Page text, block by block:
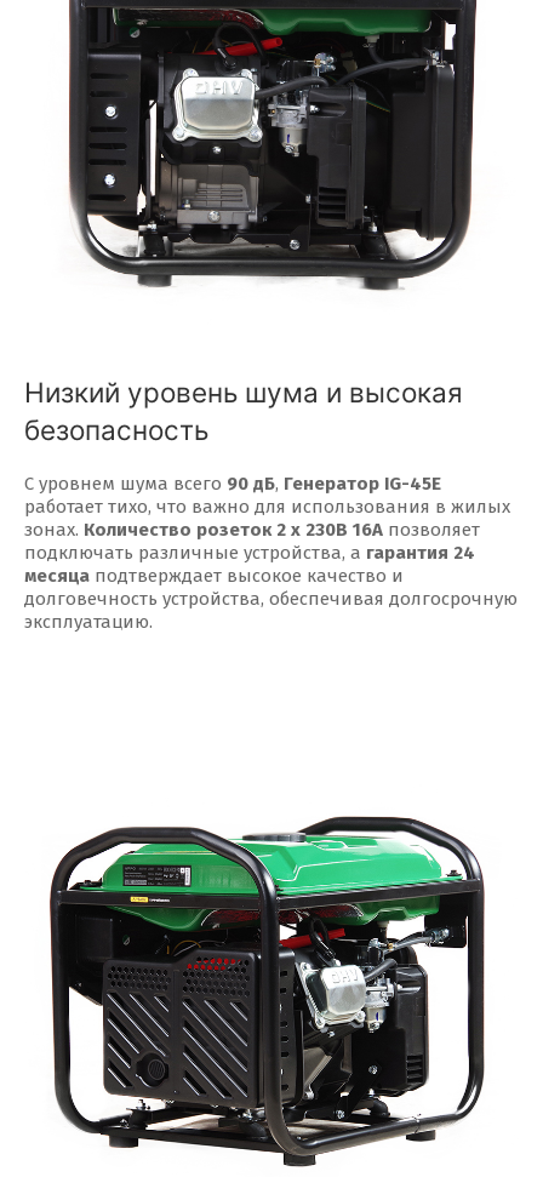
Низкий уровень шума и высокая
безопасность
С уровнем шума всего 90 дБ, Генератор IG-45E
работает тихо, что важно для использования в жилых
зонах. Количество розеток 2 х 230В 16А позволяет
подключать различные устройства, а гарантия 24
месяца подтверждает высокое качество и
долговечность устройства, обеспечивая долгосрочную
эксплуатацию.